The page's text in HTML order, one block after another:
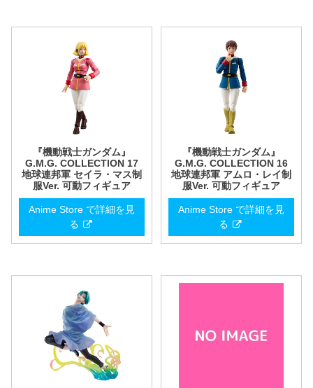
『機動戦士ガンダム』
G.M.G. COLLECTION 17
地球連邦軍 セイラ・マス制
服Ver. 可動フィギュア
Anime Store で詳細を見
る
『機動戦士ガンダム』
G.M.G. COLLECTION 16
地球連邦軍 アムロ・レイ制
服Ver. 可動フィギュア
Anime Store で詳細を見
る